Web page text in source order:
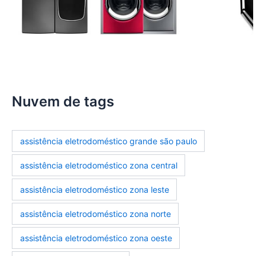
Nuvem de tags
assistência eletrodoméstico grande são paulo
assistência eletrodoméstico zona central
assistência eletrodoméstico zona leste
assistência eletrodoméstico zona norte
assistência eletrodoméstico zona oeste